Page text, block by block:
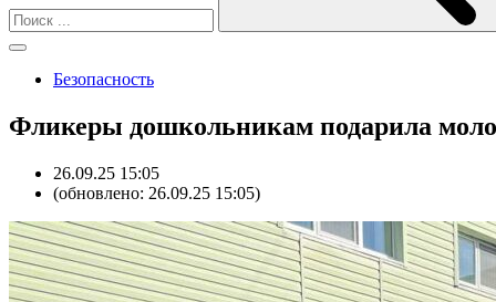
Безопасность
Фликеры дошкольникам подарила
26.09.25 15:05
(обновлено: 26.09.25 15:05)